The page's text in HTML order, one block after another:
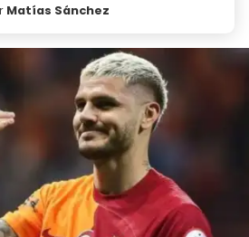
Matías Sánchez